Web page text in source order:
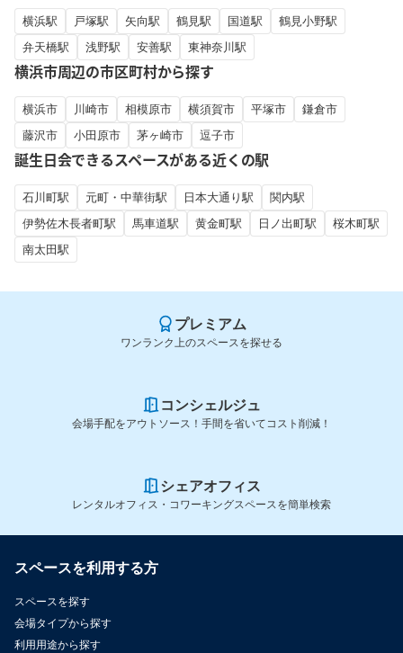
横浜駅 戸塚駅 矢向駅 鶴見駅 国道駅
鶴見小野駅
弁天橋駅
浅野駅 安善駅 東神奈川駅
横浜市周辺の市区町村から探す
横浜市 川崎市 相模原市 横須賀市 平塚市
鎌倉市
藤沢市
小田原市 茅ヶ崎市 逗子市
誕生日会できるスペースがある近くの駅
石川町駅 元町・中華街駅 日本大通り駅
関内駅
伊勢佐木長者町駅
馬車道駅 黄金町駅 日ノ出町駅
桜木町駅
南太田駅
プレミアム
ワンランク上のスペースを探せる
コンシェルジュ
会場手配をアウトソース！手間を省いてコスト削減！
シェアオフィス
レンタルオフィス・コワーキングスペースを簡単検索
スペースを利用する方
スペースを探す
会場タイプから探す
利用用途から探す